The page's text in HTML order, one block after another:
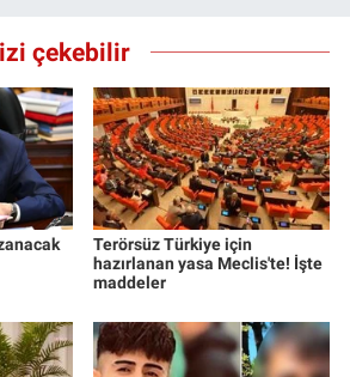
çekebilir
Terörsüz Türkiye için
hazırlanan yasa Meclis'te! İşte
maddeler